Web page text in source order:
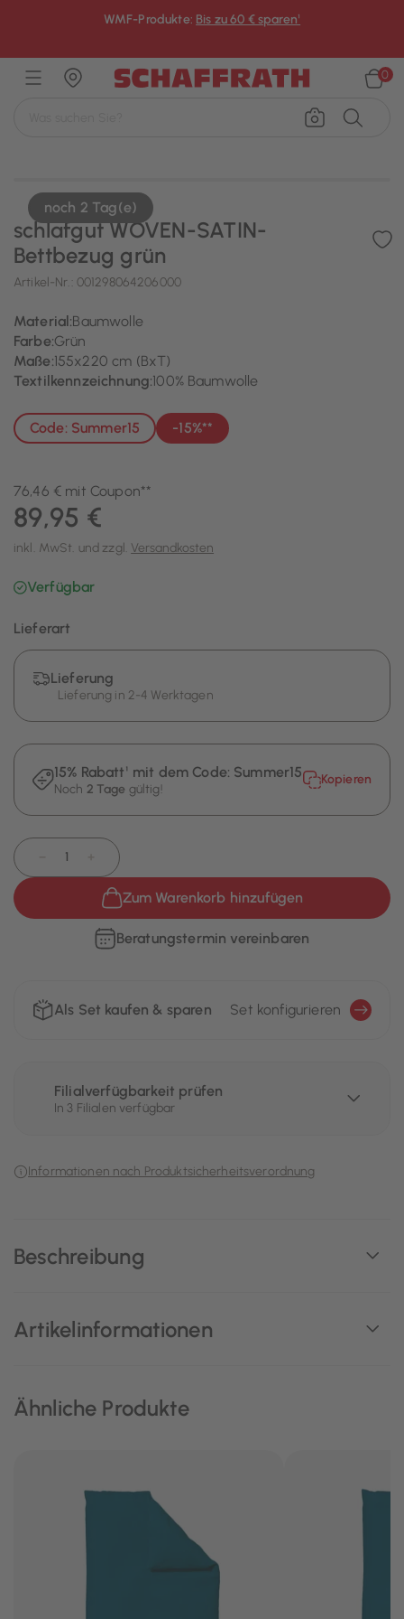
WMF-Produkte: Bis zu 60 € sparen¹
0
noch 2 Tag(e)
Beschreibung
Artikelinformationen
schlafgut WOVEN-SATIN-
Bettbezug grün
Artikel-Nr.: 001298064206000
Material:Baumwolle
Farbe:Grün
Maße:155x220 cm (BxT)
Textilkennzeichnung:100% Baumwolle
Code: Summer15 -15%**
76,46 € mit Coupon**
89,95 €
inkl. MwSt. und zzgl. Versandkosten
Verfügbar
Lieferart
Lieferung
Lieferung in 2-4 Werktagen
15% Rabatt¹ mit dem Code: Summer15
Noch 2 Tage gültig!
Kopieren
Zum Warenkorb hinzufügen
Beratungstermin vereinbaren
Als Set kaufen & sparen Set konfigurieren
Filialverfügbarkeit prüfen
In 3 Filialen verfügbar
Informationen nach Produktsicherheitsverordnung